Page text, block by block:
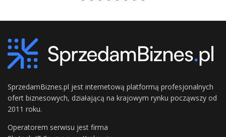
SprzedamBiznes.pl jest internetową platformą profesjonalnych
ofert biznesowych, działającą na krajowym rynku począwszy od
2011 roku.
Operatorem serwisu jest firma